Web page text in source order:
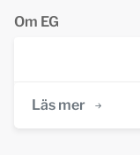
Om EG
Läs mer